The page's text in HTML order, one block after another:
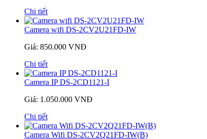
Chi tiết
Camera wifi DS-2CV2U21FD-IW
Giá: 850.000 VNĐ
Chi tiết
Camera IP DS-2CD1121-I
Giá: 1.050.000 VNĐ
Chi tiết
Camera Wifi DS-2CV2Q21FD-IW(B)